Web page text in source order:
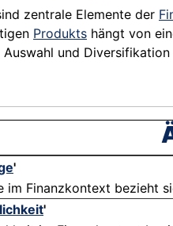
zentrale Elemente der
Produkts hängt von
und
'
im Finanzkontext bezieht
'